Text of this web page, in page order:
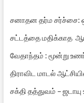
சனாதன தர்ம சர்ச்சை:
சட்டத்தை மதிக்காத
வேதாந்தம் : மூன்று
திராவிட மாடல்
சக்தி தத்துவம் – ஜடாயு